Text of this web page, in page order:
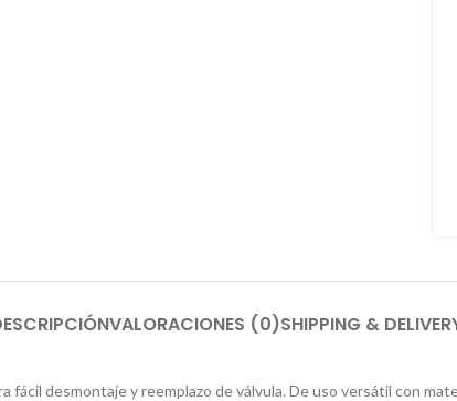
VALORACIONES (0)SHIPPING &
fácil desmontaje y reemplazo de válvula. De uso versátil con